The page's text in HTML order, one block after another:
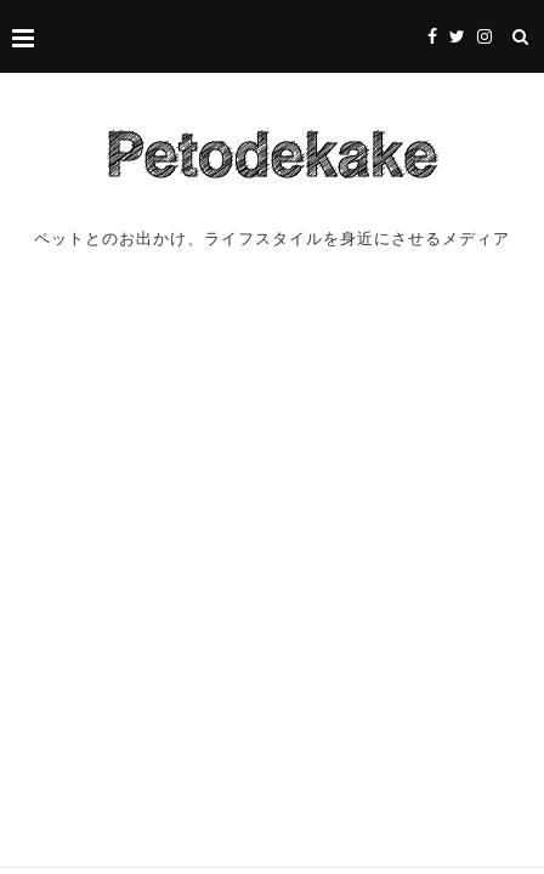
ペットとのお出かけ、ライフスタイルを身近にさせるメディア